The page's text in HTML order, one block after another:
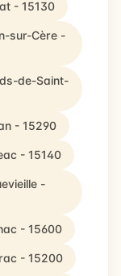
- 15130
sur-Cère -
de-Saint-
- 15290
- 15140
-
- 15600
- 15200